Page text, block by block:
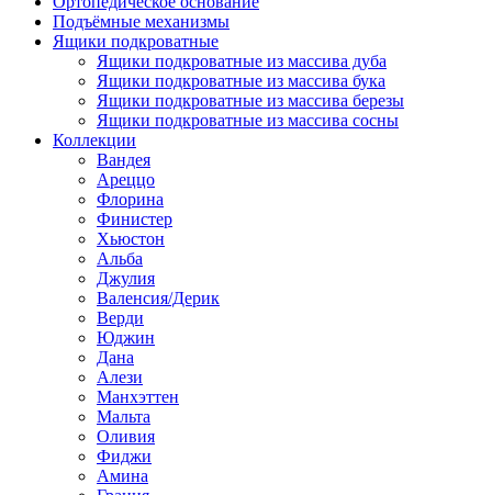
Подъёмные механизмы
Ящики подкроватные
Ящики подкроватные из массива дуба
Ящики подкроватные из массива бука
Ящики подкроватные из массива березы
Ящики подкроватные из массива сосны
Коллекции
Вандея
Ареццо
Флорина
Финистер
Хьюстон
Альба
Джулия
Валенсия/Дерик
Верди
Юджин
Дана
Алези
Манхэттен
Мальта
Оливия
Фиджи
Амина